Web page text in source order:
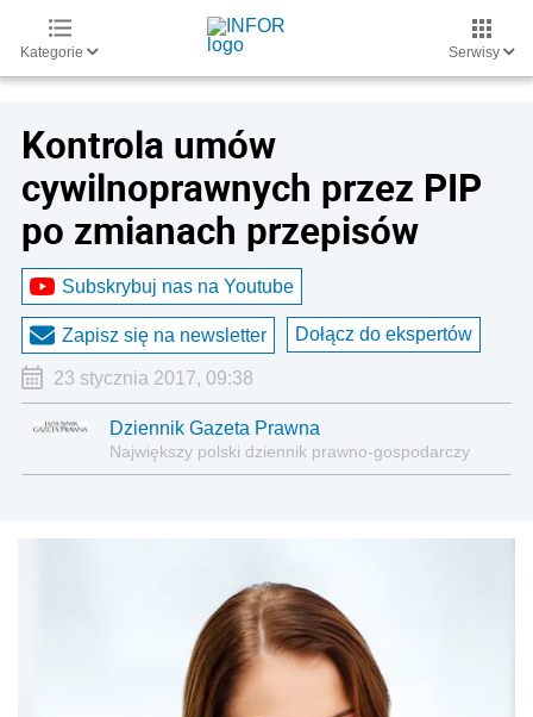
Kategorie Serwisy
Kontrola umów
cywilnoprawnych przez PIP
po zmianach przepisów
Subskrybuj nas na Youtube
Zapisz się na newsletter Dołącz do ekspertów
23 stycznia 2017, 09:38
Dziennik Gazeta Prawna
Największy polski dziennik prawno-gospodarczy